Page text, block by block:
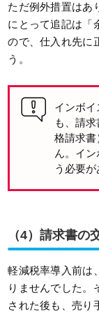
ただ例外措置はあ
にとって追記は「
ので、仕入れ先に
う。
インボ
も、請
格請求
ん。イ
う必要が
（4）請求書
軽減税率導入前は
りませんでした。
された後も、売り